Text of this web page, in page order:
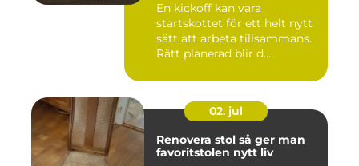
En kickoff kan vara
startskottet för ett helt nytt
sätt att arbeta tillsammans.
Rätt planerad blir d...
02. jul
Renovera stol så ger man
favoritstolen nytt liv